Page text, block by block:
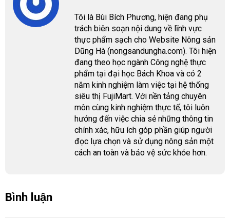
Tôi là Bùi Bích Phương, hiện đang phụ
trách biên soạn nội dung về lĩnh vực
thực phẩm sạch cho Website Nông sản
Dũng Hà (nongsandungha.com). Tôi hiện
đang theo học ngành Công nghệ thực
phẩm tại đại học Bách Khoa và có 2
năm kinh nghiệm làm việc tại hệ thống
siêu thị FujiMart. Với nền tảng chuyên
môn cùng kinh nghiệm thực tế, tôi luôn
hướng đến việc chia sẻ những thông tin
chính xác, hữu ích góp phần giúp người
đọc lựa chọn và sử dụng nông sản một
cách an toàn và bảo vệ sức khỏe hơn.
Bình luận